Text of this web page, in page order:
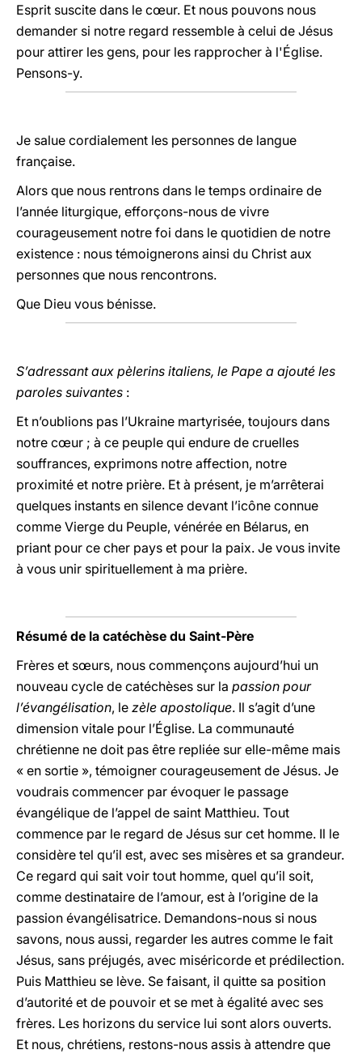
Esprit suscite dans le cœur. Et nous pouvons nous
demander si notre regard ressemble à celui de Jésus
pour attirer les gens, pour les rapprocher à l'Église.
Pensons-y.
Je salue cordialement les personnes de langue
française.
Alors que nous rentrons dans le temps ordinaire de
l’année liturgique, efforçons-nous de vivre
courageusement notre foi dans le quotidien de notre
existence : nous témoignerons ainsi du Christ aux
personnes que nous rencontrons.
Que Dieu vous bénisse.
S’adressant aux pèlerins italiens, le Pape a ajouté les
paroles suivantes :
Et n’oublions pas l’Ukraine martyrisée, toujours dans
notre cœur ; à ce peuple qui endure de cruelles
souffrances, exprimons notre affection, notre
proximité et notre prière. Et à présent, je m’arrêterai
quelques instants en silence devant l’icône connue
comme Vierge du Peuple, vénérée en Bélarus, en
priant pour ce cher pays et pour la paix. Je vous invite
à vous unir spirituellement à ma prière.
Résumé de la catéchèse du Saint-Père
Frères et sœurs, nous commençons aujourd’hui un
nouveau cycle de catéchèses sur la passion pour
l’évangélisation, le zèle apostolique. Il s’agit d’une
dimension vitale pour l’Église. La communauté
chrétienne ne doit pas être repliée sur elle-même mais
« en sortie », témoigner courageusement de Jésus. Je
voudrais commencer par évoquer le passage
évangélique de l’appel de saint Matthieu. Tout
commence par le regard de Jésus sur cet homme. Il le
considère tel qu’il est, avec ses misères et sa grandeur.
Ce regard qui sait voir tout homme, quel qu’il soit,
comme destinataire de l’amour, est à l’origine de la
passion évangélisatrice. Demandons-nous si nous
savons, nous aussi, regarder les autres comme le fait
Jésus, sans préjugés, avec miséricorde et prédilection.
Puis Matthieu se lève. Se faisant, il quitte sa position
d’autorité et de pouvoir et se met à égalité avec ses
frères. Les horizons du service lui sont alors ouverts.
Et nous, chrétiens, restons-nous assis à attendre que